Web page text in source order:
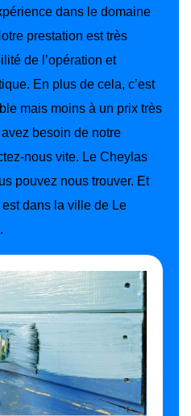
dans le domaine
prestation est très
de l’opération et
En plus de cela, c’est
mais moins à un prix très
besoin de notre
nous vite. Le Cheylas
pouvez nous trouver. Et
est dans la ville de Le